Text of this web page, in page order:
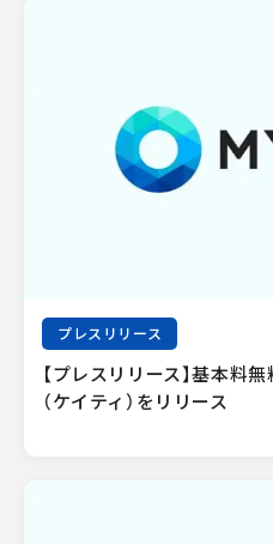
プレスリリース
【プレスリリース】基本料
（ケイティ）をリリース